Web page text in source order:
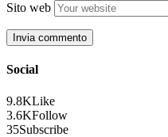
Sito web
Social
9.8KLike
3.6KFollow
35Subscribe